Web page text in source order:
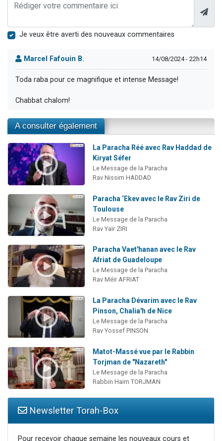
Je veux être averti des nouveaux commentaires
Marcel Fafouin B. 14/08/2024 - 22h14
Toda raba pour ce magnifique et intense Message!
Chabbat chalom!
A consulter également
La Paracha Réé avec Rav Haddad de
Kiryat Séfer
Le Message de la Paracha
Rav Nissim HADDAD
Paracha ‘Ekev avec le Rav Ziri de
Toulouse
Le Message de la Paracha
Rav Yaïr ZIRI
Paracha Vaet'hanan avec le Rav
Afriat de Guadeloupe
Le Message de la Paracha
Rav Méïr AFRIAT
La Paracha Dévarim avec le Rav
Pinson, Chalia'h de Nice
Le Message de la Paracha
Rav Yossef PINSON
Matot-Massé vue par le Rabbin
Torjman de "Nazareth"
Le Message de la Paracha
Rabbin Haim TORJMAN
Newsletter Torah-Box
Pour recevoir chaque semaine les nouveaux cours et